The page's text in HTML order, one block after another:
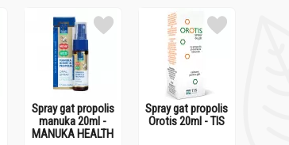
Spray gat propolis
manuka 20ml -
MANUKA HEALTH
Spray gat propolis
Orotis 20ml - TIS